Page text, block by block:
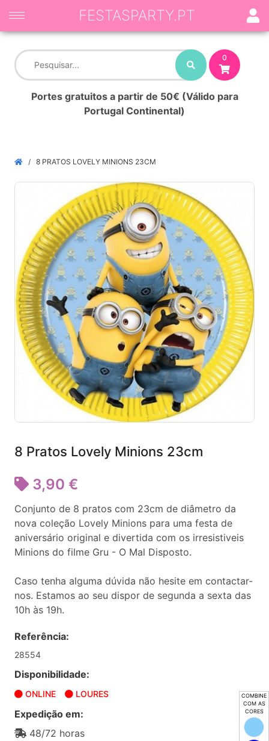
COMBINE
COM AS
CORES
0
Portes gratuitos a partir de 50€ (Válido para
Portugal Continental)
FESTASPARTY.PT
8 PRATOS LOVELY MINIONS 23CM
8 Pratos Lovely Minions 23cm
3,90 €
Conjunto de 8 pratos com 23cm de diâmetro da
nova coleção Lovely Minions para uma festa de
aniversário original e divertida com os irresistiveis
Minions do filme Gru - O Mal Disposto.
Caso tenha alguma dúvida não hesite em contactar-
nos. Estamos ao seu dispor de segunda a sexta das
10h às 19h.
Referência:
28554
Disponibilidade:
ONLINE LOURES
Expedição em:
48/72 horas